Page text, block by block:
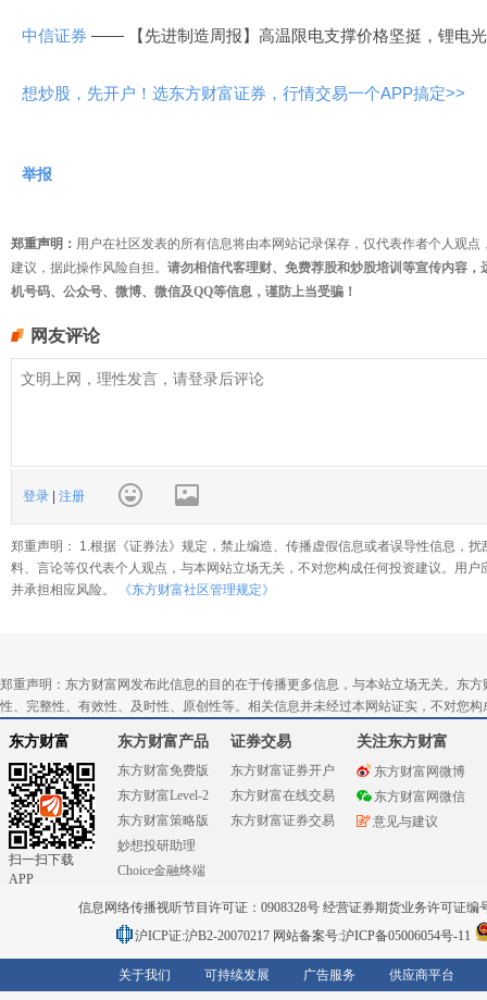
中信证券 —— 【先进制造周报】高温限电支撑价格坚挺，锂电
想炒股，先开户！选东方财富证券，行情交易一个APP搞定>>
举报
郑重声明： 用户在社区发表的所有信息将由本网站记录保存，仅代表作者个人观
建议，据此操作风险自担。 请勿相信代客理财、免费荐股和炒股培训等宣传内容
机号码、公众号、微博、微信及QQ等信息，谨防上当受骗！
网友评论
登录 注册
郑重声明： 1.根据《证券法》规定，禁止编造、传播虚假信息或者误导性信息，
料、言论等仅代表个人观点，与本网站立场无关，不对您构成任何投资建议。用
并承担相应风险。
《东方财富社区管理规定》
郑重声明：东方财富网发布此信息的目的在于传播更多信息，与本站立场无关。东
性、完整性、有效性、及时性、原创性等。相关信息并未经过本网站证实，不对您
东方财富
扫一扫下载
APP
东方财富产品
东方财富免费版
东方财富Level-2
东方财富策略版
妙想投研助理
Choice金融终端
证券交易
东方财富证券开户
东方财富在线交易
东方财富证券交易
关注东方财富
东方财富网微博
东方财富网微信
意见与建议
信息网络传播视听节目许可证：0908328号 经营证券期货业务许可证编
沪ICP证:沪B2-20070217 网站备案号:沪ICP备05006054号-11
关于我们 可持续发展 广告服务 供应商平台